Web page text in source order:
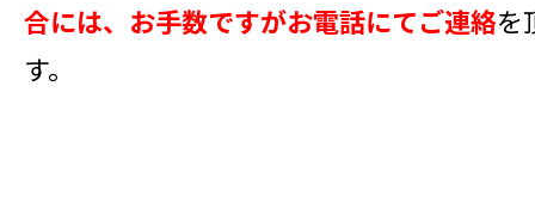
合には、お手数ですがお電話にてご連絡を
す。